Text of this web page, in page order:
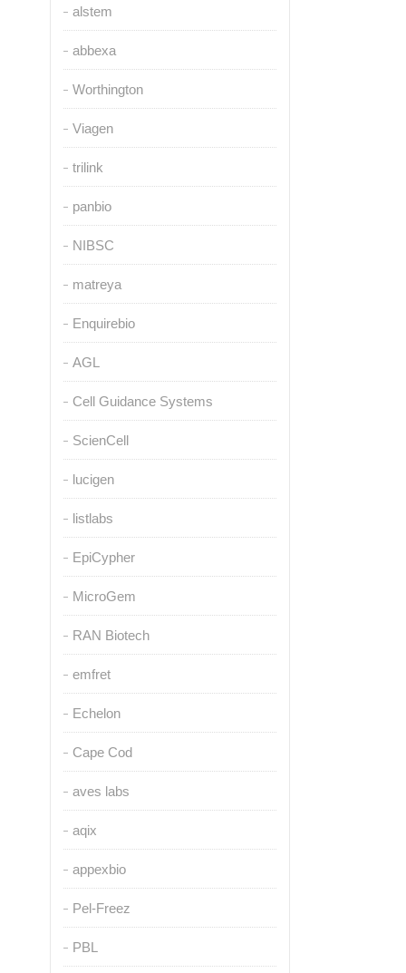
alstem
abbexa
Worthington
Viagen
trilink
panbio
NIBSC
matreya
Enquirebio
AGL
Cell Guidance Systems
ScienCell
lucigen
listlabs
EpiCypher
MicroGem
RAN Biotech
emfret
Echelon
Cape Cod
aves labs
aqix
appexbio
Pel-Freez
PBL